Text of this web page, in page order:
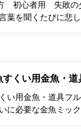
初心者用 失敗の
葉を聞くたびに悲
くい用金魚・道
用金魚・道具フ
に必要な金魚ミッ